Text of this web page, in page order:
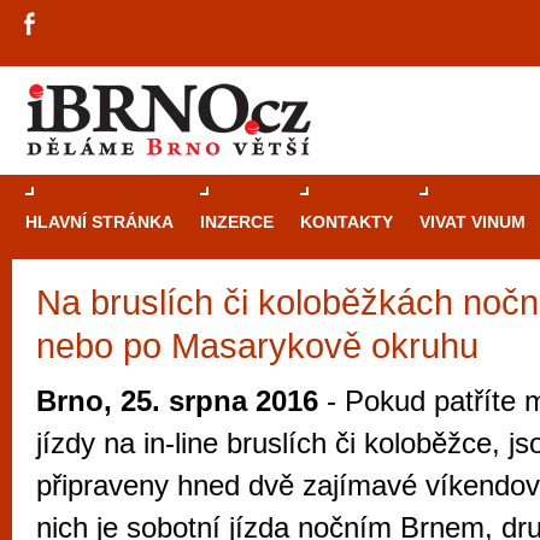
HLAVNÍ STRÁNKA INZERCE KONTAKTY VIVAT VINUM
Na bruslích či koloběžkách
nebo po Masarykově okruhu
Brno, 25. srpna 2016 - Pokud patříte
jízdy na in-line bruslích či koloběžce,
připraveny hned dvě zajímavé
nich je sobotní jízda nočním Brnem,
Průvodce
Brně: Od
Brno je
zajímavé
restaurace,
Mimo jiné je ale také místem, kde si